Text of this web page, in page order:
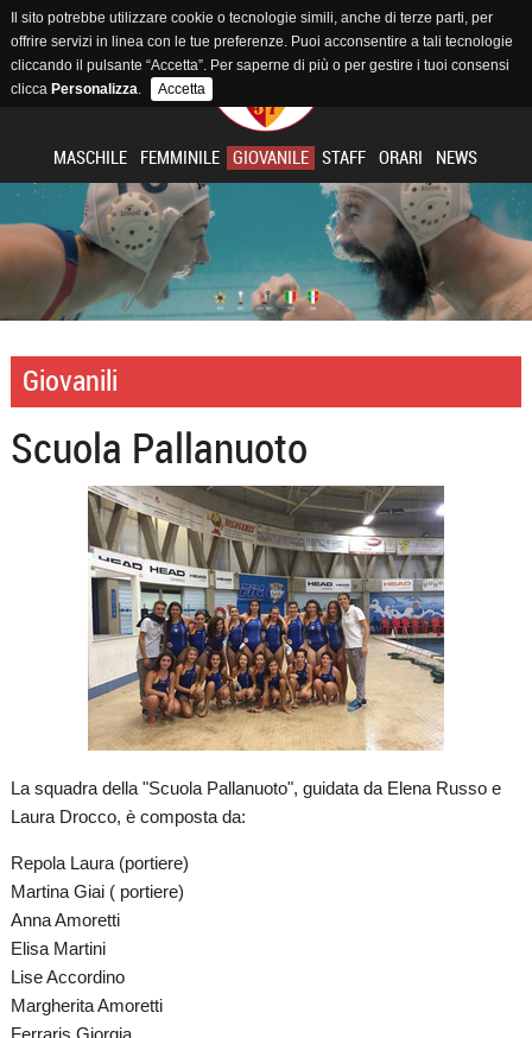
MASCHILE FEMMINILE GIOVANILE STAFF ORARI NEWS
Giovanili
Scuola Pallanuoto
La squadra della "Scuola Pallanuoto", guidata da Elena Russo e
Laura Drocco, è composta da:
Repola Laura (portiere)
Martina Giai ( portiere)
Anna Amoretti
Elisa Martini
Lise Accordino
Margherita Amoretti
Ferraris Giorgia
Il sito potrebbe utilizzare cookie o tecnologie simili, anche di terze parti, per
offrire servizi in linea con le tue preferenze. Puoi acconsentire a tali tecnologie
cliccando il pulsante “Accetta”. Per saperne di più o per gestire i tuoi consensi
clicca Personalizza. Accetta